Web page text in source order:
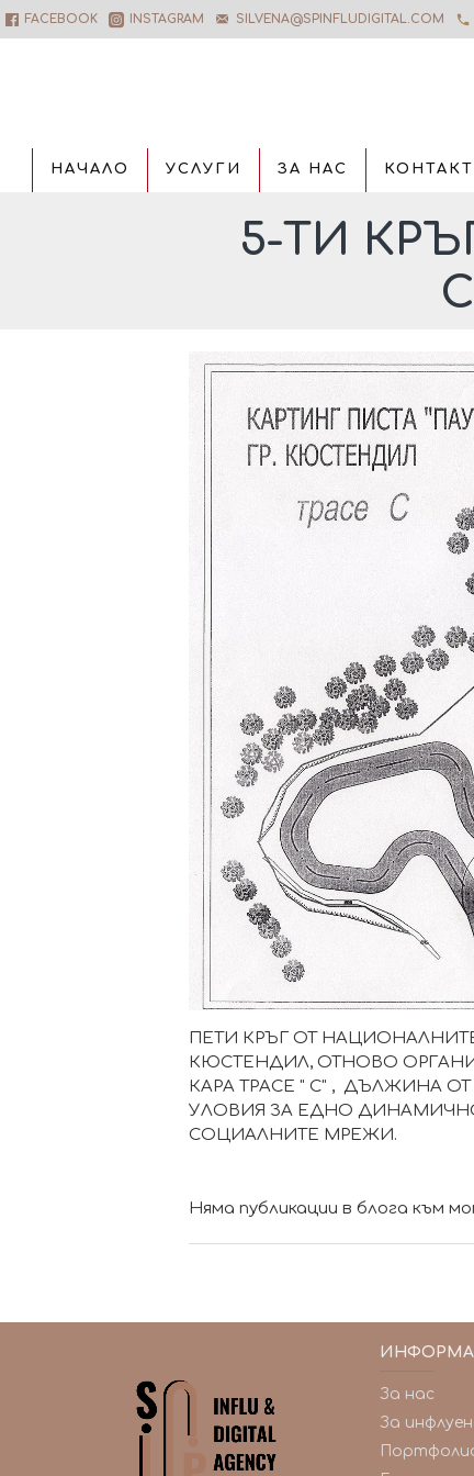
FACEBOOK INSTAGRAM SILVENA@SPINFLUDIGITAL.COM
НАЧАЛО УСЛУГИ ЗА НАС
5-ТИ
ПЕТИ КРЪГ ОТ
КЮСТЕНДИЛ, ОТНОВО
КАРА ТРАСЕ " С" , ДЪЛЖИНА
УЛОВИЯ ЗА ЕДНО
СОЦИАЛНИТЕ МРЕЖИ.
Няма публикации в блога към
За нас
За